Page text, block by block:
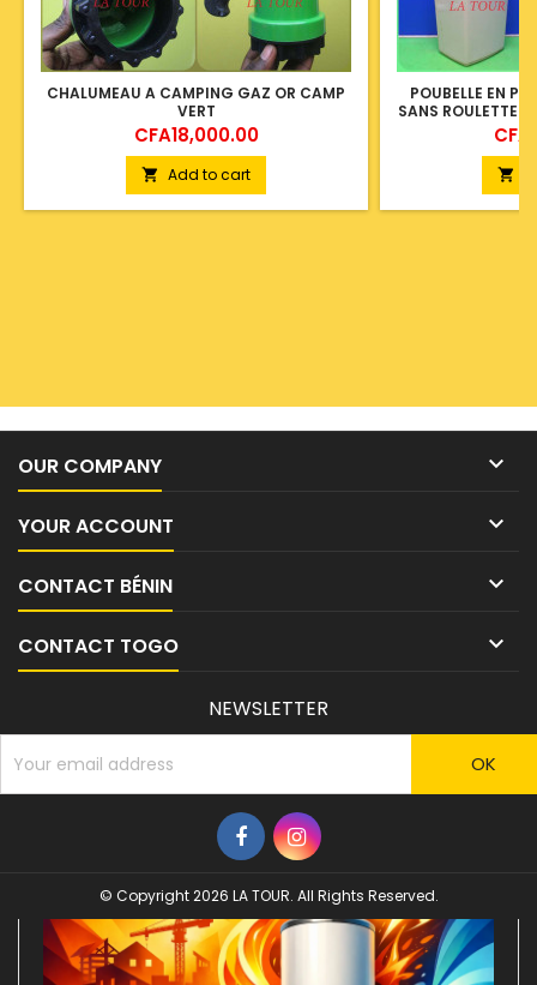
CHALUMEAU A CAMPING GAZ OR CAMP
VERT
Price
CFA18,000.00
 Add to cart
POUBELLE EN
SANS ROULETTE
Price

OUR COMPANY 
YOUR ACCOUNT 
CONTACT BÉNIN 
CONTACT TOGO 
NEWSLETTER
© Copyright 2026 LA TOUR. All Rights Reserved.